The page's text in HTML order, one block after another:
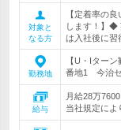
対象と
なる方
【定着率の
します！】◆
は入社後に習
勤務地
【U・Iター
番地1 今治セ
給与
月給28万
当社規定に